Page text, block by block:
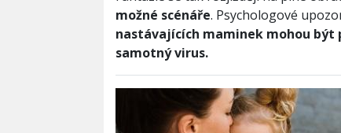
možné scénáře. Psychologové
nastávajících maminek mohou být
samotný virus.